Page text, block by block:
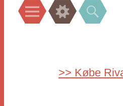
Menu Widgets Search
>> Købe